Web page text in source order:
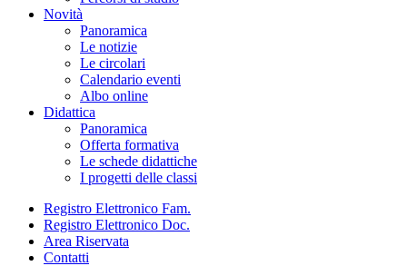
Novità
Panoramica
Le notizie
Le circolari
Calendario eventi
Albo online
Didattica
Panoramica
Offerta formativa
Le schede didattiche
I progetti delle classi
Registro Elettronico Fam.
Registro Elettronico Doc.
Area Riservata
Contatti